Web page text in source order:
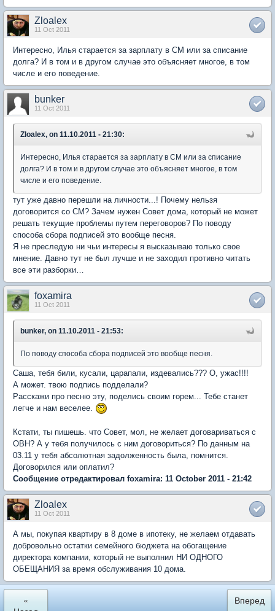
Zloalex
11 Oct 2011
Интересно, Илья старается за зарплату в СМ или за списание
долга? И в том и в другом случае это объясняет многое, в том
числе и его поведение.
bunker
11 Oct 2011
Zloalex, on 11.10.2011 - 21:30:
Интересно, Илья старается за зарплату в СМ или за списание
долга? И в том и в другом случае это объясняет многое, в том
числе и его поведение.
тут уже давно перешли на личности...! Почему нельзя
договорится со СМ? Зачем нужен Совет дома, который не может
решать текущие проблемы путем переговоров? По поводу
способа сбора подписей это вообще песня.
Я не преследую ни чьи интересы я высказываю только свое
мнение. Давно тут не был лучше и не заходил противно читать
все эти разборки…
foxamira
11 Oct 2011
bunker, on 11.10.2011 - 21:53:
По поводу способа сбора подписей это вообще песня.
Саша, тебя били, кусали, царапали, издевались??? О, ужас!!!!
А может. твою подпись подделали?
Расскажи про песню эту, поделись своим горем... Тебе станет
легче и нам веселее.
Кстати, ты пишешь. что Совет, мол, не желает договариваться с
ОВН? А у тебя получилось с ним договориться? По данным на
03.11 у тебя абсолютная задолженность была, помнится.
Договорился или оплатил?
Сообщение отредактировал foxamira: 11 October 2011 - 21:42
Zloalex
11 Oct 2011
А мы, покупая квартиру в 8 доме в ипотеку, не желаем отдавать
добровольно остатки семейного бюджета на обогащение
директора компании, который не выполнил НИ ОДНОГО
ОБЕЩАНИЯ за время обслуживания 10 дома.
«
Вперед